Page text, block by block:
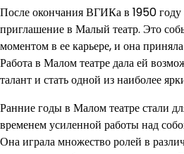
После окончания ВГИКа в 1950 году
приглашение в Малый театр. Это
моментом в ее карьере, и она
Работа в Малом театре дала ей
талант и стать одной из наиболее
Ранние годы в Малом театре стали
временем усиленной работы над
Она играла множество ролей в